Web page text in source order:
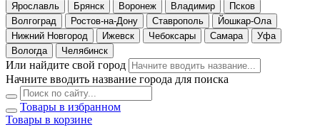
Ярославль
Брянск Воронеж Владимир
Псков
Волгоград
Ростов-на-Дону Ставрополь
Йошкар-Ола
Нижний Новгород
Ижевск Чебоксары Самара
Уфа
Вологда
Челябинск
Или найдите свой город
Начните вводить название города для поиска
Товары в избранном
Товары в корзине